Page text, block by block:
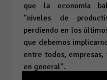
que la economía
"niveles de
perdiendo en los
que debemos
entre todos, empresas,
en general".